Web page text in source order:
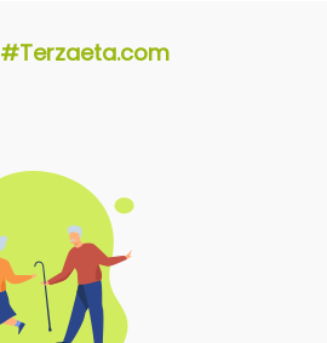
#Terzaeta.com